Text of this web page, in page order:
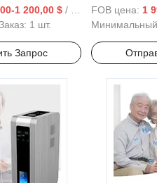
H2
1 200,00 $ / шт.
1 шт.
Запрос
водорода
генератор
FOB цена: 1
Минимальный